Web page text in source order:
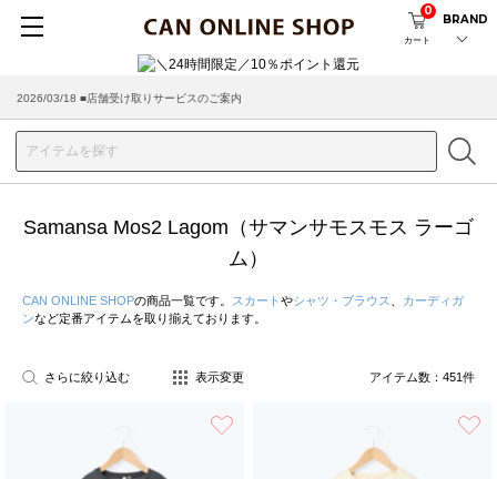
カート
0
BRAND
2026/08/04 ■8/13(木)AM2:00～サイトメンテナンス実施のお知らせ
2026/03/18 ■店舗受け取りサービスのご案内
Samansa Mos2 Lagom（サマンサモスモス ラーゴ
ム）
CAN ONLINE SHOPの商品一覧です。 スカート やシャツ・ブラウス
カーディガ
ンなど定番アイテムを取り揃えております。
さらに絞り込む 表示変更 アイテム数： 451件